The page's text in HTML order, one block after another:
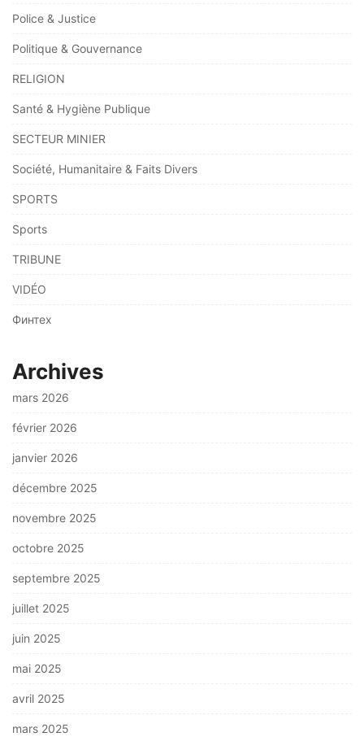
Police & Justice
Politique & Gouvernance
RELIGION
Santé & Hygiène Publique
SECTEUR MINIER
Société, Humanitaire & Faits Divers
SPORTS
Sports
TRIBUNE
VIDÉO
Финтех
Archives
mars 2026
février 2026
janvier 2026
décembre 2025
novembre 2025
octobre 2025
septembre 2025
juillet 2025
juin 2025
mai 2025
avril 2025
mars 2025